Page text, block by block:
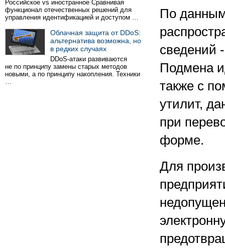
Российское vs иностранное Сравнивая
функционал отечественных решений для
управления идентификацией и доступом …
Облачная защита от DDoS:
альтернатива возможна, но
в редких случаях
DDoS-атаки развиваются
не по принципу замены старых методов
новыми, а по принципу накопления. Техники
…
По
сведений
Подмена
также с
утилит,
при
форме.
Для